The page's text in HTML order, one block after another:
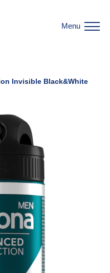
Menu
Invisible Black&White